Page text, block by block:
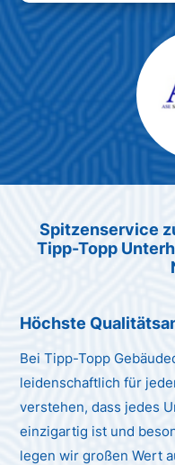
Spitzenservice
Tipp-Topp Unt
Höchste
Bei Tipp-Topp
leidenschaftlich für
verstehen, dass jedes
einzigartig ist und
legen wir großen Wert